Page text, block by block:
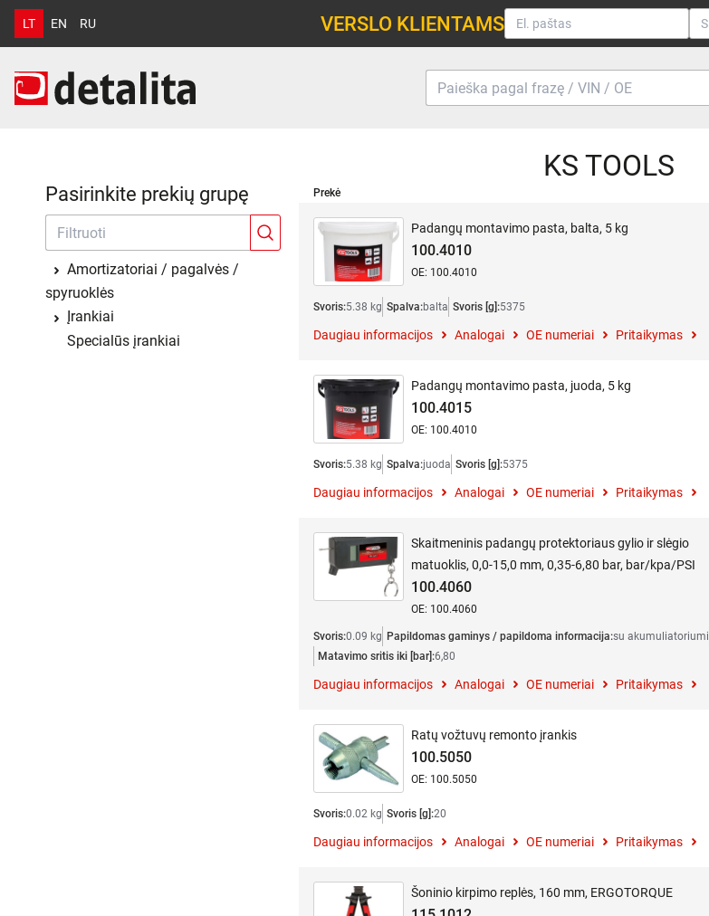
LT EN RU VERSLO KLIENTAMS
KS TOOLS
Pasirinkite prekių grupę
Amortizatoriai / pagalvės /
spyruoklės
Įrankiai
Specialūs įrankiai
Prekė
Padangų montavimo pasta, balta, 5 kg
100.4010
OE: 100.4010
Svoris:5.38 kg Spalva:balta Svoris [g]:5375
Daugiau informacijos Analogai OE numeriai Pritaikymas
Padangų montavimo pasta, juoda, 5 kg
100.4015
OE: 100.4010
Svoris:5.38 kg Spalva:juoda Svoris [g]:5375
Daugiau informacijos Analogai OE numeriai Pritaikymas
Skaitmeninis padangų protektoriaus gylio ir slėgio
matuoklis, 0,0-15,0 mm, 0,35-6,80 bar, bar/kpa/PSI
100.4060
OE: 100.4060
Svoris:0.09 kg Papildomas gaminys / papildoma informacija:su akumuliatoriumi
Matavimo sritis iki [bar]:6,80
Daugiau informacijos Analogai OE numeriai Pritaikymas
Ratų vožtuvų remonto įrankis
100.5050
OE: 100.5050
Svoris:0.02 kg Svoris [g]:20
Daugiau informacijos Analogai OE numeriai Pritaikymas
Šoninio kirpimo replės, 160 mm, ERGOTORQUE